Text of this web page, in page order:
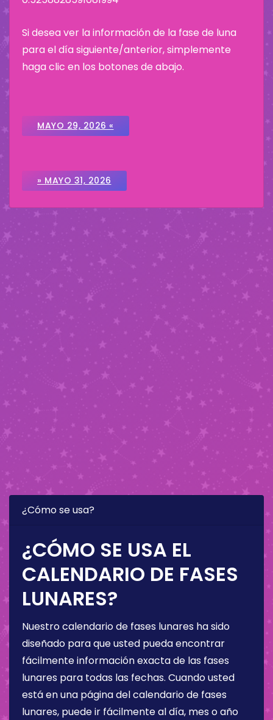
Si desea ver la información de la fase de luna
para el día siguiente/anterior, simplemente
haga clic en los botones de abajo.
MAYO 29, 2026 «
» MAYO 31, 2026
¿Cómo se usa?
¿CÓMO SE USA EL
CALENDARIO DE FASES
LUNARES?
Nuestro calendario de fases lunares ha sido
diseñado para que usted pueda encontrar
fácilmente información exacta de las fases
lunares para todas las fechas. Cuando usted
está en una página del calendario de fases
lunares, puede ir fácilmente al día, mes o año